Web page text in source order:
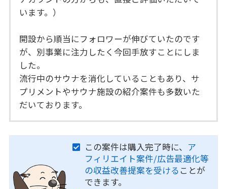
います。）
開設から順当にフォロワーが伸びていたのです
が、別事業に注力したく今回手放すことにしま
した。
流行中のサウナを消化していることもあり、サ
プリメントやサウナ施設の紹介案件も多数いた
だいております。
この案件は購入完了時に、 ア
フィリエイト案件/広告最適化等
の収益改善提案を受ける ことが
できます。